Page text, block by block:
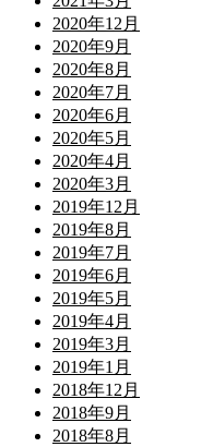
2020年12月
2020年9月
2020年8月
2020年7月
2020年6月
2020年5月
2020年4月
2020年3月
2019年12月
2019年8月
2019年7月
2019年6月
2019年5月
2019年4月
2019年3月
2019年1月
2018年12月
2018年9月
2018年8月